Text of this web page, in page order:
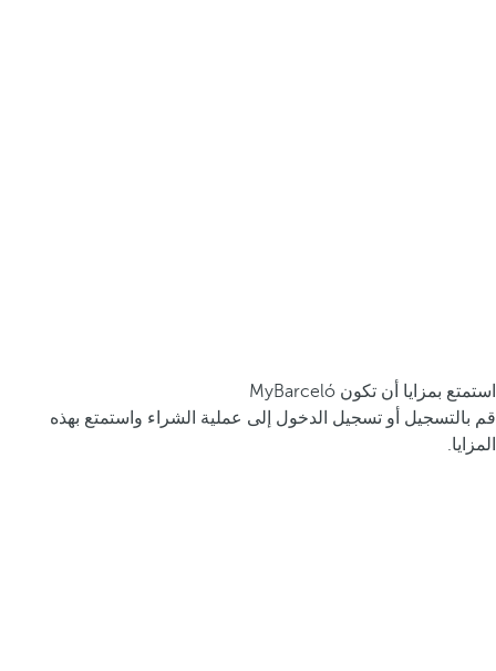
استمتع بمزايا أن تكون MyBarceló
قم بالتسجيل أو تسجيل الدخول إلى عملية الشراء واستمتع بهذه
المزايا.